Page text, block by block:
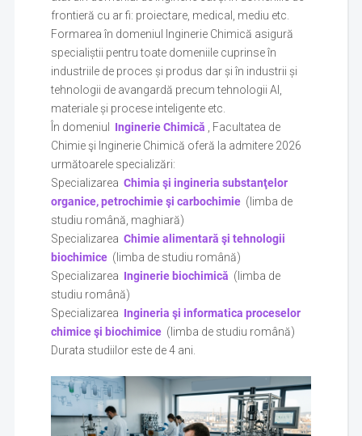
frontieră cu ar fi: proiectare, medical, mediu etc.
Formarea în domeniul Inginerie Chimică asigură
specialiștii pentru toate domeniile cuprinse în
industriile de proces și produs dar și în industrii și
tehnologii de avangardă precum tehnologii AI,
materiale și procese inteligente etc.
În domeniul
Inginerie Chimică
, Facultatea de
Chimie şi Inginerie Chimică oferă la admitere 2026
următoarele specializări:
Specializarea Chimia şi ingineria substanţelor
organice, petrochimie şi carbochimie (limba de
studiu română, maghiară)
Specializarea Chimie alimentară şi tehnologii
biochimice (limba de studiu română)
Specializarea Inginerie biochimică (limba de
studiu română)
Specializarea Ingineria şi informatica proceselor
chimice şi biochimice (limba de studiu română)
Durata studiilor este de 4 ani.